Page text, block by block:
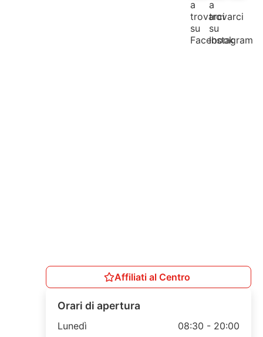
Affiliati al Centro
Orari di apertura
Lunedì
08:30 - 20:00